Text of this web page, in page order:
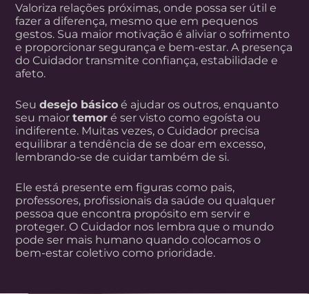
Valoriza relações próximas, onde possa ser útil e
fazer a diferença, mesmo que em pequenos
gestos. Sua maior motivação é aliviar o sofrimento
e proporcionar segurança e bem-estar. A presença
do Cuidador transmite confiança, estabilidade e
afeto.
Seudesejo básico é ajudar os outros, enquanto
seu maiortemor é ser visto como egoísta ou
indiferente. Muitas vezes, o Cuidador precisa
equilibrar a tendência de se doar em excesso,
lembrando-se de cuidar também de si.
Ele está presente em figuras como pais,
professores, profissionais da saúde ou qualquer
pessoa que encontra propósito em servir e
proteger. O Cuidador nos lembra que o mundo
pode ser mais humano quando colocamos o
bem-estar coletivo como prioridade.